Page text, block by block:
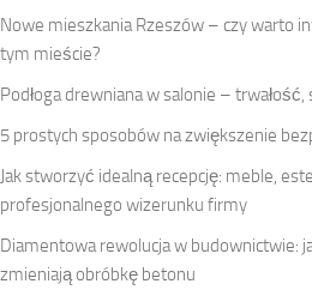
Nowe mieszkania Rzeszów – czy warto
tym mieście?
Podłoga drewniana w salonie – trwałość,
5 prostych sposobów na zwiększenie
Jak stworzyć idealną recepcję: meble,
profesjonalnego wizerunku firmy
Diamentowa rewolucja w budownictwie:
zmieniają obróbkę betonu